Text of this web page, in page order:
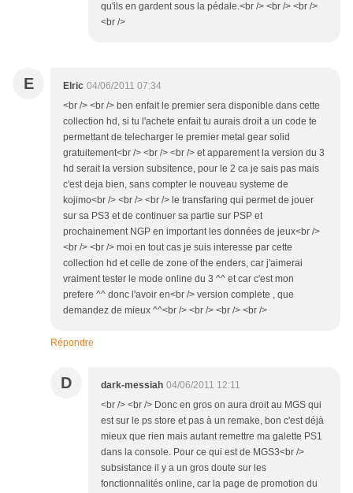
qu'ils en gardent sous la pédale.<br /> <br /> <br />
<br />
E Elric 04/06/2011 07:34
<br /> <br /> ben enfait le premier sera disponible dans cette
collection hd, si tu l'achete enfait tu aurais droit a un code te
permettant de telecharger le premier metal gear solid
gratuitement<br /> <br /> <br /> et apparement la version du 3
hd serait la version subsitence, pour le 2 ca je sais pas mais
c'est deja bien, sans compter le nouveau systeme de
kojimo<br /> <br /> <br /> le transfaring qui permet de jouer
sur sa PS3 et de continuer sa partie sur PSP et
prochainement NGP en important les données de jeux<br />
<br /> <br /> moi en tout cas je suis interesse par cette
collection hd et celle de zone of the enders, car j'aimerai
vraiment tester le mode online du 3 ^^ et car c'est mon
prefere ^^ donc l'avoir en<br /> version complete , que
demandez de mieux ^^<br /> <br /> <br /> <br />
Répondre
D dark-messiah 04/06/2011 12:11
<br /> <br /> Donc en gros on aura droit au MGS qui
est sur le ps store et pas à un remake, bon c'est déjà
mieux que rien mais autant remettre ma galette PS1
dans la console. Pour ce qui est de MGS3<br />
subsistance il y a un gros doute sur les
fonctionnalités online, car la page de promotion du